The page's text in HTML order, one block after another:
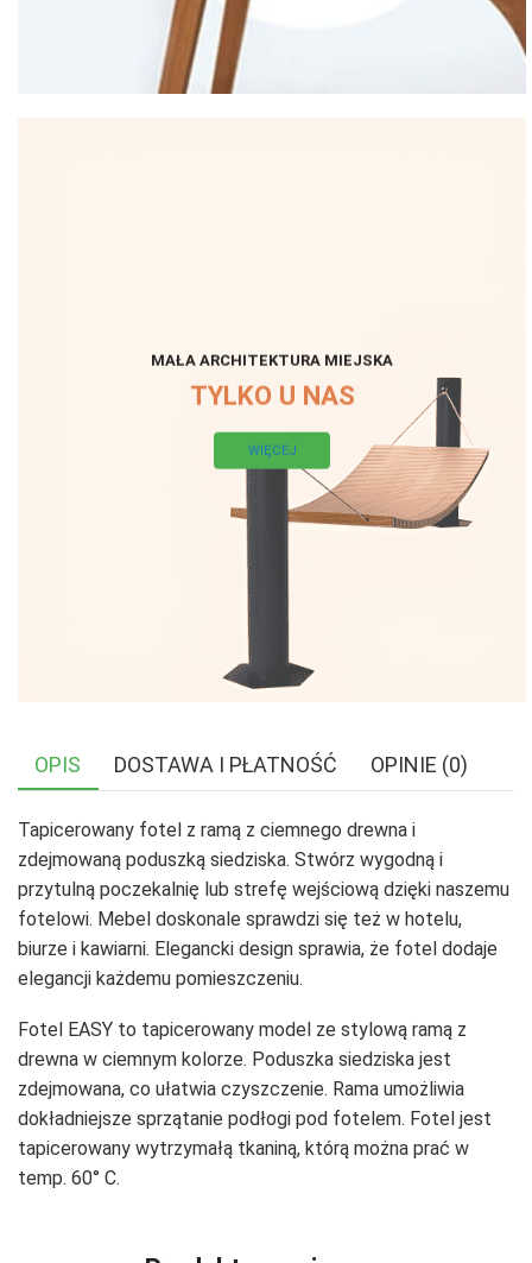
MAŁA ARCHITEKTURA MIEJSKA
TYLKO U NAS
WIĘCEJ
OPIS DOSTAWA I PŁATNOŚĆ OPINIE (0)
Tapicerowany fotel z ramą z ciemnego drewna i
zdejmowaną poduszką siedziska. Stwórz wygodną i
przytulną poczekalnię lub strefę wejściową dzięki naszemu
fotelowi. Mebel doskonale sprawdzi się też w hotelu,
biurze i kawiarni. Elegancki design sprawia, że fotel dodaje
elegancji każdemu pomieszczeniu.
Fotel EASY to tapicerowany model ze stylową ramą z
drewna w ciemnym kolorze. Poduszka siedziska jest
zdejmowana, co ułatwia czyszczenie. Rama umożliwia
dokładniejsze sprzątanie podłogi pod fotelem. Fotel jest
tapicerowany wytrzymałą tkaniną, którą można prać w
temp. 60° C.